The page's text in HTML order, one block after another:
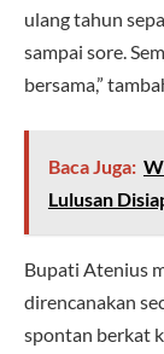
ulang tahun
sampai sore.
bersama,”
Baca Juga:
Lulusan
Bupati Atenius
direncanakan
spontan berkat